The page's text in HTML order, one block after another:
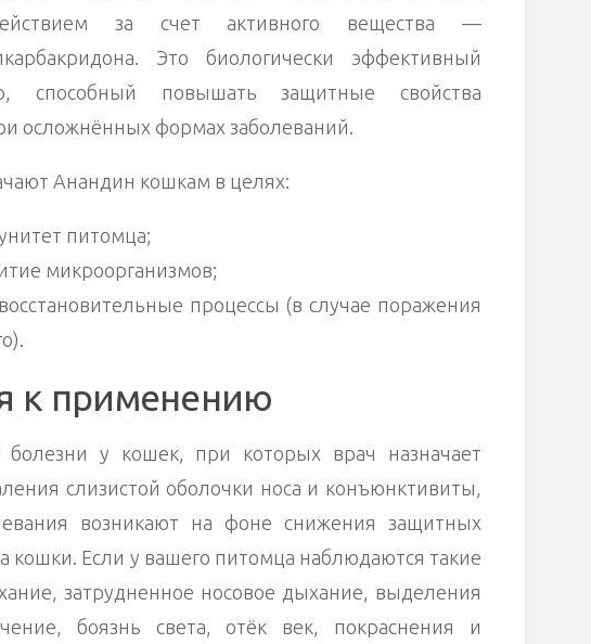
за счет активного вещества —
Это биологически эффективный
способный повышать защитные свойства
осложнённых формах заболеваний.
Анандин кошкам в целях:
питомца;
микроорганизмов;
процессы (в случае поражения
к применению
болезни у кошек, при которых врач назначает
слизистой оболочки носа и конъюнктивиты,
возникают на фоне снижения защитных
кошки. Если у вашего питомца наблюдаются такие
затрудненное носовое дыхание, выделения
боязнь света, отёк век, покраснения и